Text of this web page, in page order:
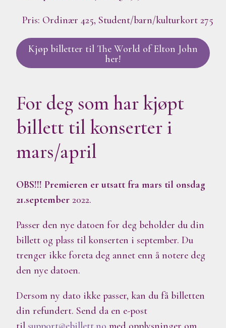
Pris: Ordinær 425, Student/barn/kulturkort 275
Kjøp billetter til The World of Elton John
her!
For deg som har kjøpt
billett til konserter i
mars/april
OBS!!! Premieren er utsatt fra mars til onsdag
21.september 2022.
Passer den nye datoen for deg beholder du din
billett og plass til konserten i september. Du
trenger ikke foreta deg annet enn å notere deg
den nye datoen.
Dersom ny dato ikke passer, kan du få billetten
din refundert. Send da en e-post